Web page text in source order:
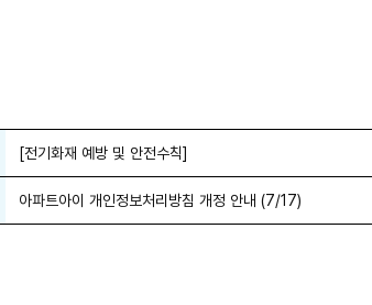
[전기화재 예방 및 안전수칙]
아파트아이 개인정보처리방침 개정 안내 (7/17)